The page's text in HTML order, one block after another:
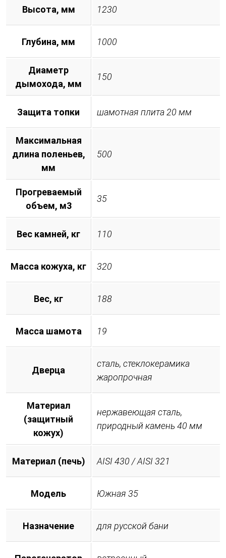
Высота, мм 1230
Глубина, мм 1000
Диаметр
дымохода, мм
150
Защита топки шамотная плита 20 мм
Максимальная
длина поленьев,
мм
500
Прогреваемый
объем, м3
35
Вес камней, кг 110
Масса кожуха, кг 320
Вес, кг 188
Масса шамота 19
Дверца
сталь, стеклокерамика
жаропрочная
Материал
(защитный
кожух)
нержавеющая сталь,
природный камень 40 мм
Материал (печь) AISI 430 / AISI 321
Модель Южная 35
Назначение для русской бани